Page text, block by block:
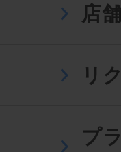
店
リ
プ